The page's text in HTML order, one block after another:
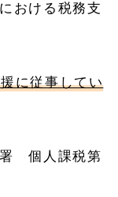
おける税務支
に従事してい
人課税第